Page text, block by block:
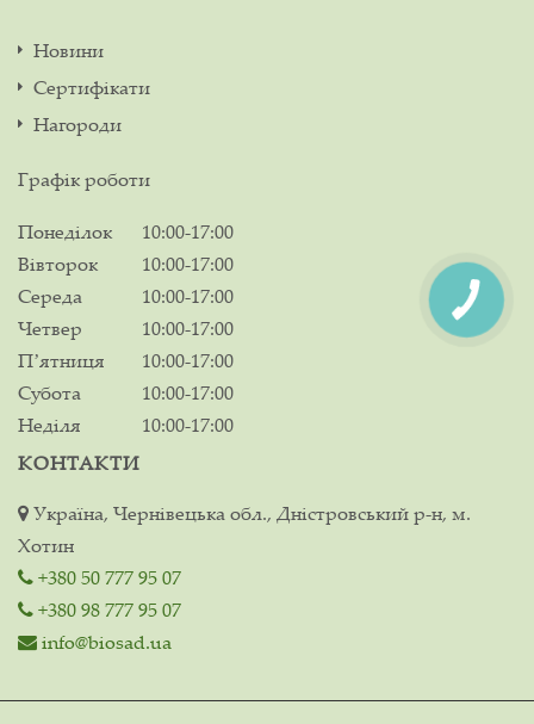
Новини
Сертифікати
Нагороди
Графік роботи
Понеділок
10:00-17:00
Вівторок
10:00-17:00
Середа
10:00-17:00
Четвер
10:00-17:00
Пʼятниця
10:00-17:00
Субота
10:00-17:00
Неділя
10:00-17:00
КОНТАКТИ
Україна, Чернівецька обл., Дністровський р-н, м.
Хотин
+380 50 777 95 07
+380 98 777 95 07
info@biosad.ua